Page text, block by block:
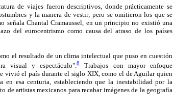
de viajes fueron descriptivos, donde prácticamente se
y la manera de vestir; pero se omitieron los que se
señala Chantal Cramaussel, en un principio no existió una
del eurocentrismo como causa del atraso de los países
el resultado de un clima intelectual que puso en cuestión
visual y espectáculo".8Trabajos con mayor enfoque
vivió el país durante el siglo XIX, como el de Aguilar quien
esa centuria, estableciendo que la inestabilidad por la
artistas mexicanos para recabar imágenes de la geografía